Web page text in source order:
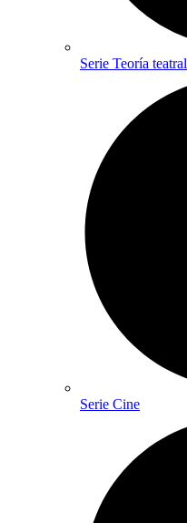
Serie Teoría teatral
Serie Cine